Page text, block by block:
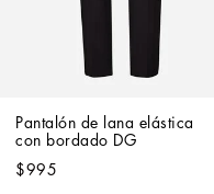
Pantalón de lana elástica
con bordado DG
$995